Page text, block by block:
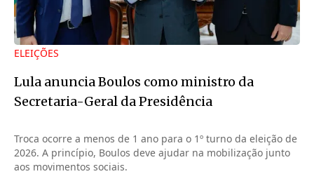
ELEIÇÕES
Lula anuncia Boulos como ministro da
Secretaria-Geral da Presidência
Troca ocorre a menos de 1 ano para o 1º turno da eleição de
2026. A princípio, Boulos deve ajudar na mobilização junto
aos movimentos sociais.